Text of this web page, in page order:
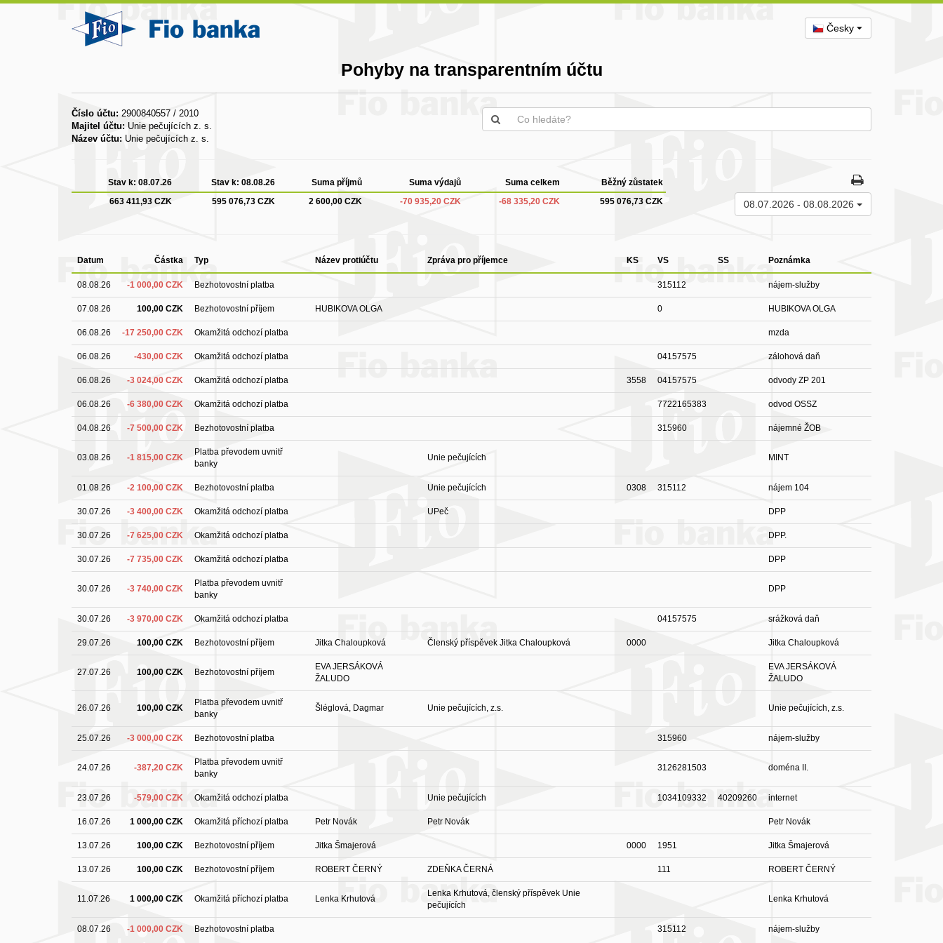
Česky
Pohyby na transparentním účtu
Číslo účtu: 2900840557 / 2010
Majitel účtu: Unie pečujících z. s.
Název účtu: Unie pečujících z. s.
Stav k: 08.07.26 Stav k: 08.08.26 Suma příjmů Suma výdajů Suma celkem
Běžný zůstatek
663 411,93 CZK
595 076,73 CZK 2 600,00 CZK -70 935,20 CZK -68 335,20 CZK 595 076,73 CZK 08.07.2026 - 08.08.2026
Datum Částka Typ Název protiúčtu Zpráva pro příjemce KS VS SS Poznámka
08.08.26 -1 000,00 CZK Bezhotovostní platba 315112 nájem-služby
07.08.26 100,00 CZK Bezhotovostní příjem HUBIKOVA OLGA 0 HUBIKOVA OLGA
06.08.26 -17 250,00 CZK Okamžitá odchozí platba mzda
06.08.26 -430,00 CZK Okamžitá odchozí platba 04157575 zálohová daň
06.08.26 -3 024,00 CZK Okamžitá odchozí platba 3558 04157575 odvody ZP 201
06.08.26 -6 380,00 CZK Okamžitá odchozí platba 7722165383 odvod OSSZ
04.08.26 -7 500,00 CZK Bezhotovostní platba 315960 nájemné ŽOB
03.08.26 -1 815,00 CZK
Platba převodem uvnitř
banky
Unie pečujících MINT
01.08.26 -2 100,00 CZK Bezhotovostní platba Unie pečujících 0308 315112 nájem 104
30.07.26 -3 400,00 CZK Okamžitá odchozí platba UPeč DPP
30.07.26 -7 625,00 CZK Okamžitá odchozí platba DPP.
30.07.26 -7 735,00 CZK Okamžitá odchozí platba DPP
30.07.26 -3 740,00 CZK
Platba převodem uvnitř
banky
DPP
30.07.26 -3 970,00 CZK Okamžitá odchozí platba 04157575 srážková daň
29.07.26 100,00 CZK Bezhotovostní příjem Jitka Chaloupková Členský příspěvek Jitka Chaloupková 0000 Jitka Chaloupková
27.07.26 100,00 CZK Bezhotovostní příjem
EVA JERSÁKOVÁ
ŽALUDO
EVA JERSÁKOVÁ
ŽALUDO
26.07.26 100,00 CZK
Platba převodem uvnitř
banky
Šléglová, Dagmar Unie pečujících, z.s. Unie pečujících, z.s.
25.07.26 -3 000,00 CZK Bezhotovostní platba 315960 nájem-služby
24.07.26 -387,20 CZK
Platba převodem uvnitř
banky
3126281503 doména II.
23.07.26 -579,00 CZK Okamžitá odchozí platba Unie pečujících 1034109332 40209260 internet
16.07.26 1 000,00 CZK Okamžitá příchozí platba Petr Novák Petr Novák Petr Novák
13.07.26 100,00 CZK Bezhotovostní příjem Jitka Šmajerová 0000 1951 Jitka Šmajerová
13.07.26 100,00 CZK Bezhotovostní příjem ROBERT ČERNÝ ZDEŇKA ČERNÁ 111 ROBERT ČERNÝ
11.07.26 1 000,00 CZK Okamžitá příchozí platba Lenka Krhutová
Lenka Krhutová, členský příspěvek Unie
pečujících
Lenka Krhutová
08.07.26 -1 000,00 CZK Bezhotovostní platba 315112 nájem-služby